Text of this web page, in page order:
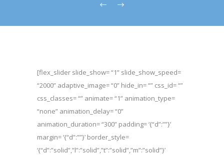
[flex_slider slide_show= “1” slide_show_speed=
“2000” adaptive_image= “0” hide_in= “” css_id= “”
css_classes= “” animate= “1” animation_type=
“none” animation_delay= “0”
animation_duration= “300” padding= ‘{“d”:””}’
margin= ‘{“d”:””}’ border_style=
‘{“d”:”solid”,”l”:”solid”,”t”:”solid”,”m”:”solid”}’